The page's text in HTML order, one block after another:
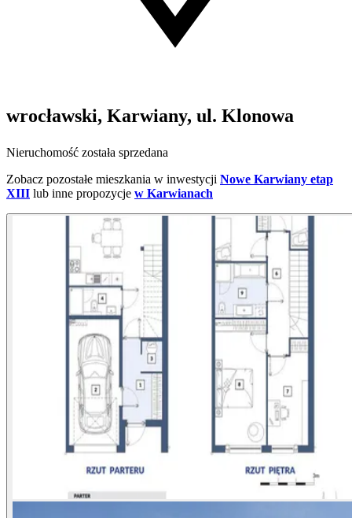
wrocławski, Karwiany, ul. Klonowa
Nieruchomość została sprzedana
Zobacz pozostałe mieszkania w inwestycji Nowe Karwiany etap
XIII lub inne propozycje w Karwianach